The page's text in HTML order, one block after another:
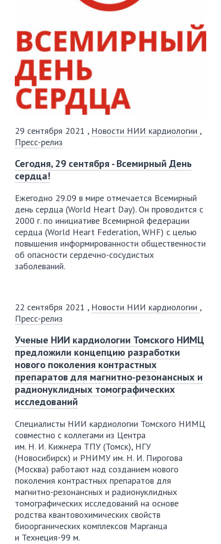
29 сентября 2021 , Новости НИИ кардиологии ,
Пресс-релиз
Сегодня, 29 сентября - Всемирный День
сердца!
Ежегодно 29.09 в мире отмечается Всемирный
день сердца (World Heart Day). Он проводится с
2000 г. по инициативе Всемирной федерации
сердца (World Heart Federation, WHF) с целью
повышения информированности общественности
об опасности сердечно-сосудистых
заболеваний.
22 сентября 2021 , Новости НИИ кардиологии ,
Пресс-релиз
Ученые НИИ кардиологии Томского НИМЦ
предложили концепцию разработки
нового поколения контрастных
препаратов для магнитно-резонансных и
радионуклидных томографических
исследований
Специалисты НИИ кардиологии Томского НИМЦ
совместно с коллегами из Центра
им. Н. И. Кижнера ТПУ (Томск), НГУ
(Новосибирск) и РНИМУ им. Н. И. Пирогова
(Москва) работают над созданием нового
поколения контрастных препаратов для
магнитно-резонансных и радионуклидных
томографических исследований на основе
родства квантовохимических свойств
биоорганических комплексов Марганца
и Технеция-99 м.